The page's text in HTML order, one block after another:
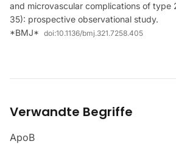
and microvascular complications of type
35): prospective observational study.
*BMJ* doi:10.1136/bmj.321.7258.405
Verwandte Begriffe
ApoB